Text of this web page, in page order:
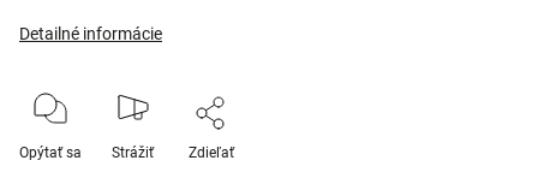
Detailné informácie
Opýtať sa Strážiť Zdieľať